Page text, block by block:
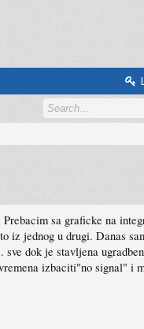
sa graficke na
iz jednog u drugi. Danas
dok je stavljena
izbaciti"no signal" i